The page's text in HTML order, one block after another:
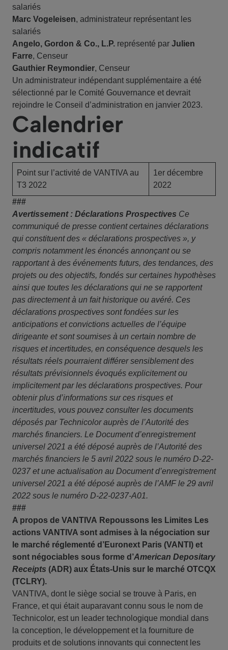
salariés
Marc Vogeleisen, administrateur représentant les
salariés
Angelo, Gordon & Co., L.P. représenté par Julien
Farre, Censeur
Gauthier Reymondier, Censeur
Un administrateur indépendant supplémentaire a été
sélectionné par le Comité Gouvernance et devrait
rejoindre le Conseil d’administration en janvier 2023.
Calendrier
indicatif
Point sur l’activité de VANTIVA au
T3 2022
1er décembre
2022
###
Avertissement : Déclarations Prospectives Ce
communiqué de presse contient certaines déclarations
qui constituent des « déclarations prospectives », y
compris notamment les énoncés annonçant ou se
rapportant à des événements futurs, des tendances, des
projets ou des objectifs, fondés sur certaines hypothèses
ainsi que toutes les déclarations qui ne se rapportent
pas directement à un fait historique ou avéré. Ces
déclarations prospectives sont fondées sur les
anticipations et convictions actuelles de l’équipe
dirigeante et sont soumises à un certain nombre de
risques et incertitudes, en conséquence desquels les
résultats réels pourraient différer sensiblement des
résultats prévisionnels évoqués explicitement ou
implicitement par les déclarations prospectives. Pour
obtenir plus d’informations sur ces risques et
incertitudes, vous pouvez consulter les documents
déposés par Technicolor auprès de l’Autorité des
marchés financiers. Le Document d’enregistrement
universel 2021 a été déposé auprès de l’Autorité des
marchés financiers le 5 avril 2022 sous le numéro D-22-
0237 et une actualisation au Document d’enregistrement
universel 2021 a été déposé auprès de l’AMF le 29 avril
2022 sous le numéro D-22-0237-A01.
###
A propos de VANTIVA Repoussons les Limites Les
actions VANTIVA sont admises à la négociation sur
le marché réglementé d’Euronext Paris (VANTI) et
sont négociables sous forme d’American Depositary
Receipts (ADR) aux États-Unis sur le marché OTCQX
(TCLRY).
VANTIVA, dont le siège social se trouve à Paris, en
France, et qui était auparavant connu sous le nom de
Technicolor, est un leader technologique mondial dans
la conception, le développement et la fourniture de
produits et de solutions innovants qui connectent les